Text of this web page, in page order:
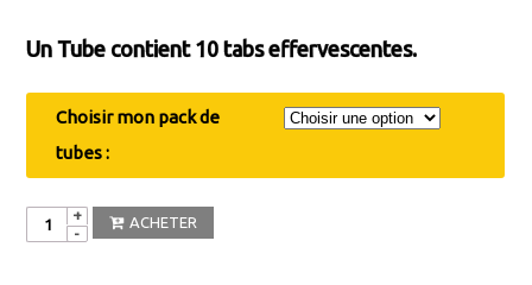
Un Tube contient 10 tabs effervescentes.
Choisir mon pack de
tubes :
Quantité ACHETER